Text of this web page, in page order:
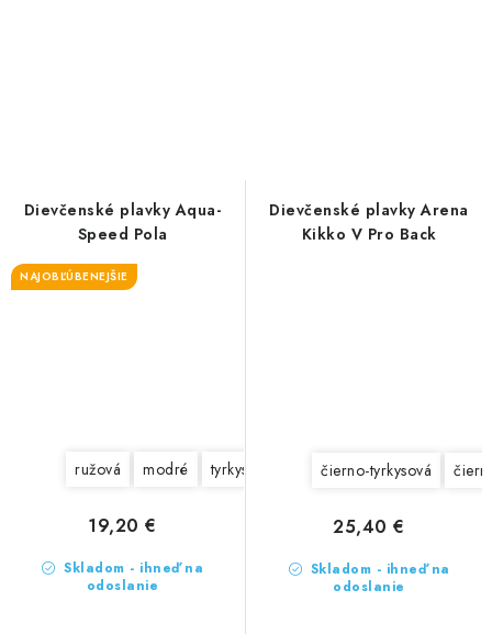
Dievčenské plavky Aqua-
Speed Pola
NAJOBĽÚBENEJŠIE
ružová modré tyrkysové
Skladom - ihneď na
odoslanie
19,20 €
Dievčenské plavky Arena
Kikko V Pro Back
čierno-tyrkysová
Skladom - ihneď na
odoslanie
25,40 €